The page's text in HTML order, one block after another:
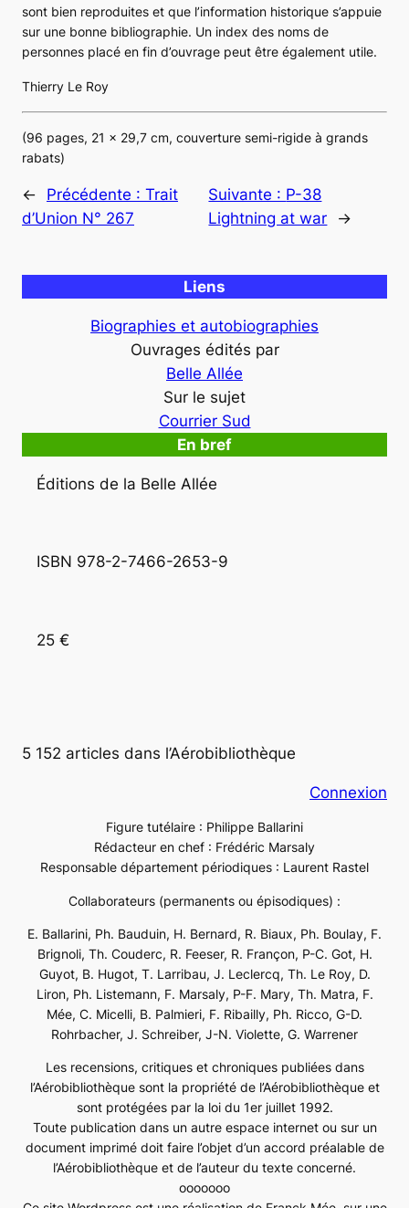
sont bien reproduites et que l’information historique s’appuie
sur une bonne bibliographie. Un index des noms de
personnes placé en fin d’ouvrage peut être également utile.
Thierry Le Roy
(96 pages, 21 x 29,7 cm, couverture semi-rigide à grands
rabats)
← Précédente : Trait
d’Union N° 267
Suivante : P-38
Lightning at war
→
Liens
Biographies et autobiographies
Ouvrages édités par
Belle Allée
Sur le sujet
Courrier Sud
En bref
Éditions de la Belle Allée
ISBN 978-2-7466-2653-9
25 €
5 152 articles dans l’Aérobibliothèque
Connexion
Figure tutélaire : Philippe Ballarini
Rédacteur en chef : Frédéric Marsaly
Responsable département périodiques : Laurent Rastel
Collaborateurs (permanents ou épisodiques) :
E. Ballarini, Ph. Bauduin, H. Bernard, R. Biaux, Ph. Boulay, F.
Brignoli, Th. Couderc, R. Feeser, R. Françon, P-C. Got, H.
Guyot, B. Hugot, T. Larribau, J. Leclercq, Th. Le Roy, D.
Liron, Ph. Listemann, F. Marsaly, P-F. Mary, Th. Matra, F.
Mée, C. Micelli, B. Palmieri, F. Ribailly, Ph. Ricco, G-D.
Rohrbacher, J. Schreiber, J-N. Violette, G. Warrener
Les recensions, critiques et chroniques publiées dans
l’Aérobibliothèque sont la propriété de l’Aérobibliothèque et
sont protégées par la loi du 1er juillet 1992.
Toute publication dans un autre espace internet ou sur un
document imprimé doit faire l’objet d’un accord préalable de
l’Aérobibliothèque et de l’auteur du texte concerné.
ooooooo